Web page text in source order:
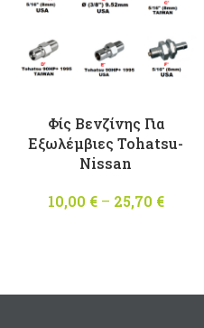
Φίς Βενζίνης Για
Εξωλέμβιες Tohatsu-
Nissan
10,00 € – 25,70 €